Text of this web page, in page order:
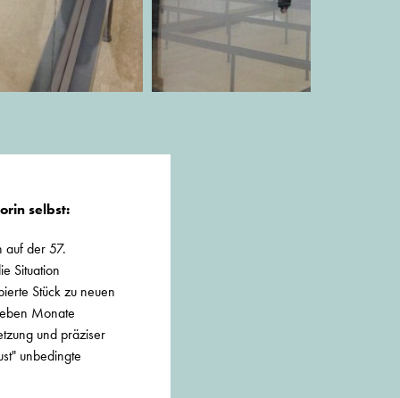
selbst:
auf der 57.
Situation
Stück zu neuen
Monate
und präziser
unbedingte